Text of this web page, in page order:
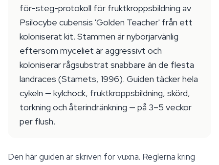
för-steg-protokoll för fruktkroppsbildning av
Psilocybe cubensis 'Golden Teacher' från ett
koloniserat kit. Stammen är nybörjarvänlig
eftersom myceliet är aggressivt och
koloniserar rågsubstrat snabbare än de flesta
landraces (Stamets, 1996). Guiden täcker hela
cykeln — kylchock, fruktkroppsbildning, skörd,
torkning och återindränkning — på 3–5 veckor
per flush.
Den här guiden är skriven för vuxna. Reglerna kring